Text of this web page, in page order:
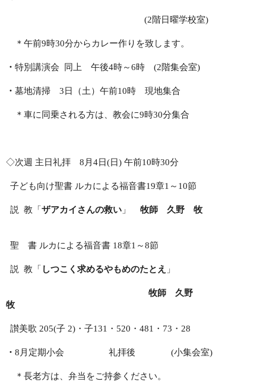
(2階日曜学校室)
＊午前9時30分からカレー作りを致します。
・ 特別講演会 同上 午後4時～6時 (2階集会室)
・ 墓地清掃 3 日（土）午前10時 現地集合
＊車に同乗される方は、教会に9時30分集合
◇次週 主日礼拝 8 月 4日(日) 午前10時30分
子ども向け聖書 ルカによる福音書19章1 ～ 10節
説 教「 ザアカイさんの救い」 牧師 久野 牧
聖 書 ルカによる福音書18章1 ～8節
説 教「 しつこく求めるやもめのたとえ 」
牧師 久野
牧
讃美歌 205(子2)・子131 ・ 520 ・ 481 ・ 73 ・ 28
・ 8 月定期小会 礼拝後 (小集会室)
＊長老方は、弁当をご持参ください。